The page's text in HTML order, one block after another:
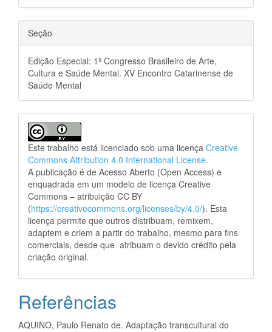
Seção
Edição Especial: 1º Congresso Brasileiro de Arte,
Cultura e Saúde Mental. XV Encontro Catarinense de
Saúde Mental
Este trabalho está licenciado sob uma licença Creative
Commons Attribution 4.0 International License.
A publicação é de Acesso Aberto (Open Access) e
enquadrada em um modelo de licença Creative
Commons – atribuição CC BY
(https://creativecommons.org/licenses/by/4.0/). Esta
licença permite que outros distribuam, remixem,
adaptem e criem a partir do trabalho, mesmo para fins
comerciais, desde que atribuam o devido crédito pela
criação original.
Referências
AQUINO, Paulo Renato de. Adaptação transcultural do